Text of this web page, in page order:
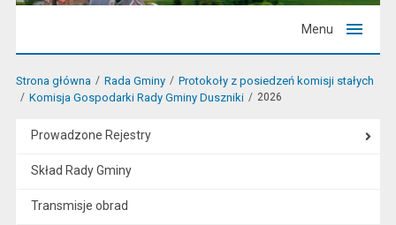
Menu
Strona główna Rada Gminy
Protokoły z posiedzeń komisji stałych
Komisja Gospodarki Rady Gminy Duszniki
2026
Prowadzone Rejestry
Skład Rady Gminy
Transmisje obrad